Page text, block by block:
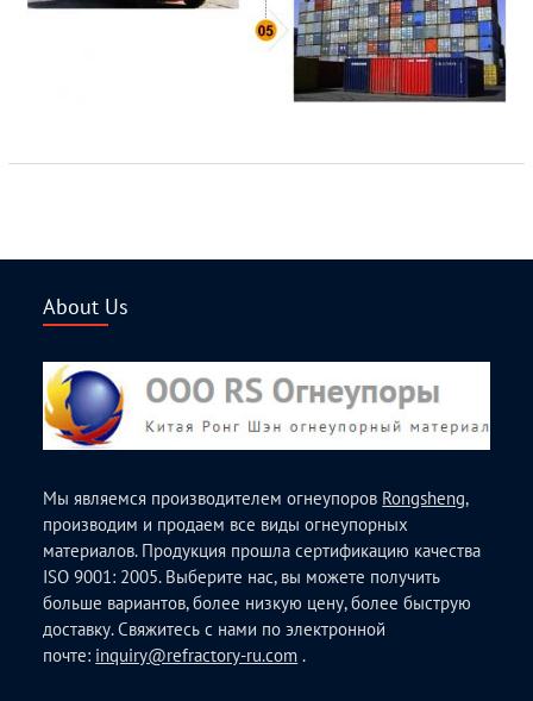
About Us
Мы являемся производителем огнеупоров Rongsheng,
производим и продаем все виды огнеупорных
материалов. Продукция прошла сертификацию качества
ISO 9001: 2005. Выберите нас, вы можете получить
больше вариантов, более низкую цену, более быструю
доставку. Свяжитесь с нами по электронной
почте: inquiry@refractory-ru.com .